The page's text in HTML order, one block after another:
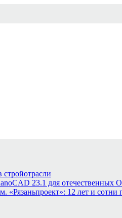
23.1 для
12 лет и сотни